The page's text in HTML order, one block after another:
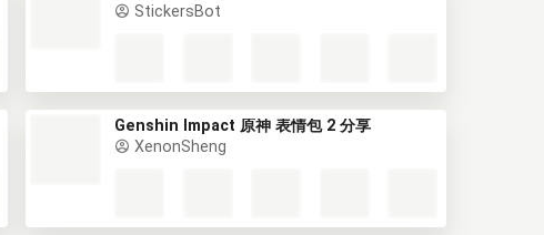
StickersBot
Genshin Impact 原神 表情包 2 分享
XenonSheng